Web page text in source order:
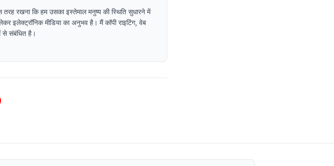
तरह रखना कि हम उसका इस्तेमाल मनुष्य की स्थिति सुधारने में
इलेक्ट्रॉनिक मीडिया का अनुभव है। मैं कॉपी राइटिंग, वेब
से संबंधित है।